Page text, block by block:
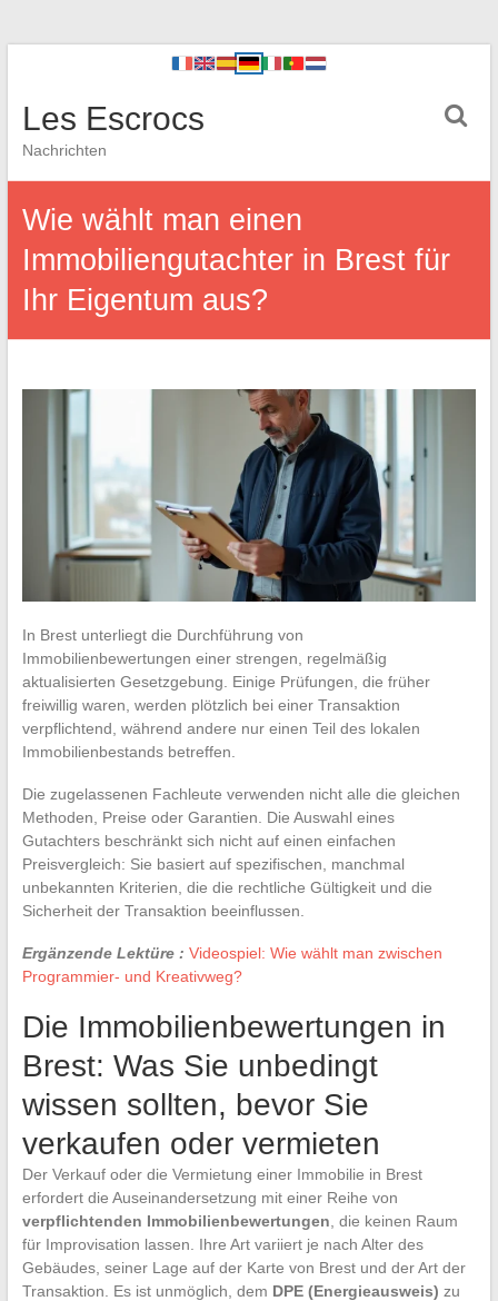
Les Escrocs
Nachrichten
Wie wählt man einen
Immobiliengutachter in Brest für
Ihr Eigentum aus?
In Brest unterliegt die Durchführung von
Immobilienbewertungen einer strengen, regelmäßig
aktualisierten Gesetzgebung. Einige Prüfungen, die früher
freiwillig waren, werden plötzlich bei einer Transaktion
verpflichtend, während andere nur einen Teil des lokalen
Immobilienbestands betreffen.
Die zugelassenen Fachleute verwenden nicht alle die gleichen
Methoden, Preise oder Garantien. Die Auswahl eines
Gutachters beschränkt sich nicht auf einen einfachen
Preisvergleich: Sie basiert auf spezifischen, manchmal
unbekannten Kriterien, die die rechtliche Gültigkeit und die
Sicherheit der Transaktion beeinflussen.
Ergänzende Lektüre : Videospiel: Wie wählt man zwischen
Programmier- und Kreativweg?
Die Immobilienbewertungen in
Brest: Was Sie unbedingt
wissen sollten, bevor Sie
verkaufen oder vermieten
Der Verkauf oder die Vermietung einer Immobilie in Brest
erfordert die Auseinandersetzung mit einer Reihe von
verpflichtenden Immobilienbewertungen , die keinen Raum
für Improvisation lassen. Ihre Art variiert je nach Alter des
Gebäudes, seiner Lage auf der Karte von Brest und der Art der
Transaktion. Es ist unmöglich, dem DPE (Energieausweis) zu